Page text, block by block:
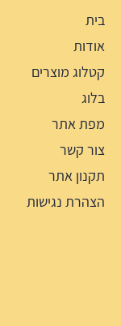
בית
אודות
קטלוג מוצרים
בלוג
מפת אתר
צור קשר
תקנון אתר
הצהרת נגישות